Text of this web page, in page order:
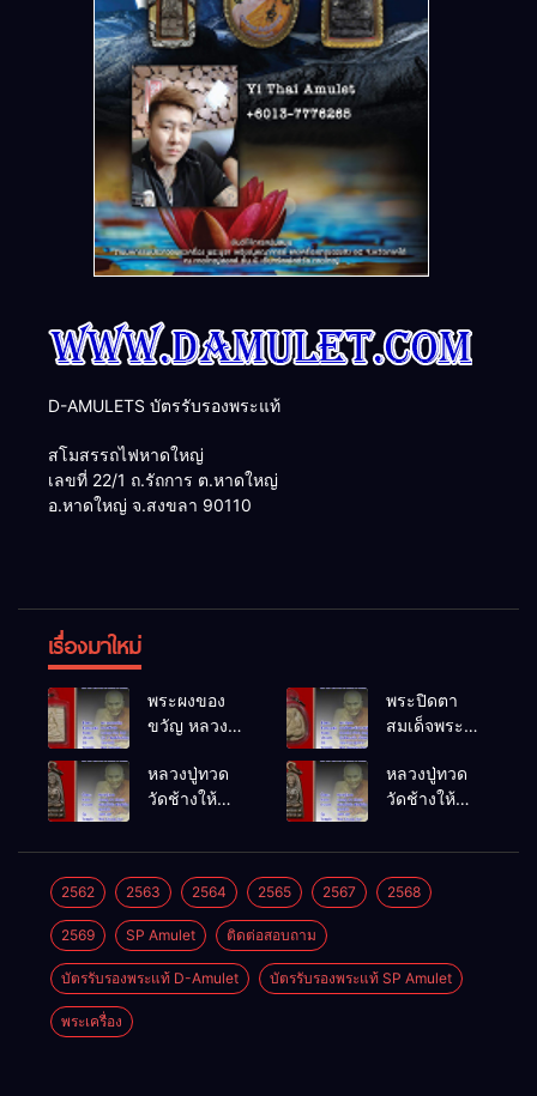
D-AMULETS บัตรรับรองพระแท้
สโมสรรถไฟหาดใหญ่
เลขที่ 22/1 ถ.รัถการ ต.หาดใหญ่
อ.หาดใหญ่ จ.สงขลา 90110
เรื่องมาใหม่
พระผงของ
ขวัญ หลวงพ่อ
พ.ศ.2514
พระปิดตา
สมเด็จพระ
วัดบวรนิเวศ
วิหาร
หลวงปู่ทวด
วัดช้างให้
หลวงปู่ทวด
วัดช้างให้
2562 2563 2564 2565 2567 2568
2569 SP Amulet ติดต่อสอบถาม
บัตรรับรองพระแท้ D-Amulet บัตรรับรองพระแท้ SP Amulet
พระเครื่อง